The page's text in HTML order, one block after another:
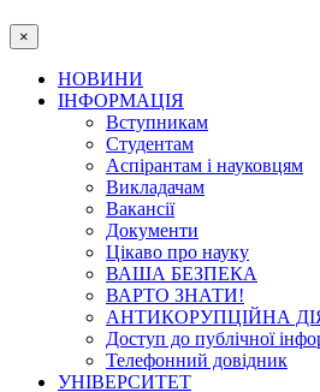
×
НОВИНИ
ІНФОРМАЦІЯ
Вступникам
Студентам
Аспірантам і науковцям
Викладачам
Вакансії
Документи
Цікаво про науку
ВАША БЕЗПЕКА
ВАРТО ЗНАТИ!
АНТИКОРУПЦІЙНА
Доступ до публічної
Телефонний довідник
УНІВЕРСИТЕТ